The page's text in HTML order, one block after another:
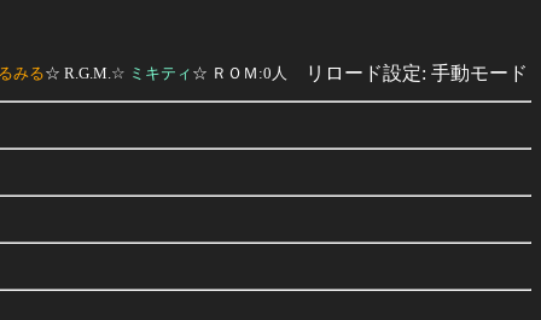
みる☆ R.G.M.☆ ミキティ ☆ ＲＯＭ:0人 リロード設定: 手動モード